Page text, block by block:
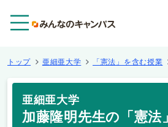
トップ 亜細亜大学 「憲法」を含む授業
亜細亜大学
加藤隆明先生の「憲法